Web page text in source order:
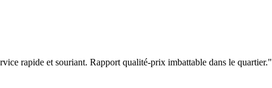
rapide et souriant. Rapport qualité-prix imbattable dans le quartier."